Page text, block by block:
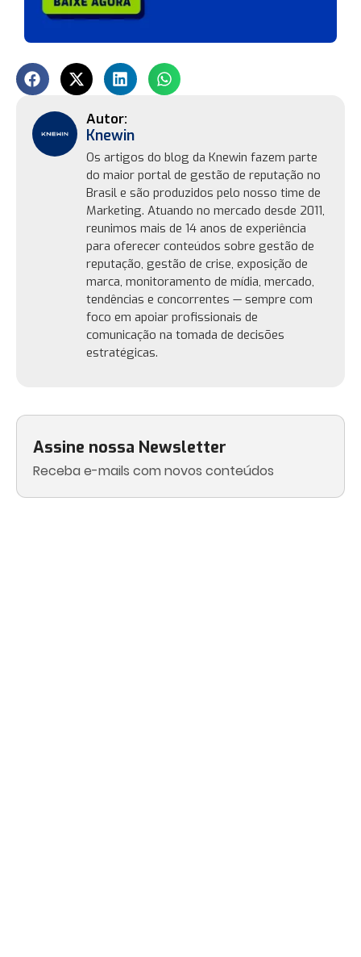
Assine nossa Newsletter
Receba e-mails com novos conteúdos
Knewin
Os artigos do blog da Knewin fazem parte
do maior portal de gestão de reputação no
Brasil e são produzidos pelo nosso time de
Marketing. Atuando no mercado desde 2011,
reunimos mais de 14 anos de experiência
para oferecer conteúdos sobre gestão de
reputação, gestão de crise, exposição de
marca, monitoramento de mídia, mercado,
tendências e concorrentes — sempre com
foco em apoiar profissionais de
comunicação na tomada de decisões
estratégicas.